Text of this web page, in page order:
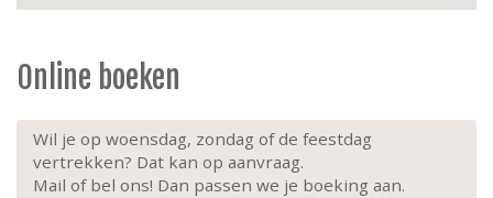
Online boeken
Wil je op woensdag, zondag of de feestdag
vertrekken? Dat kan op aanvraag.
Mail of bel ons! Dan passen we je boeking aan.